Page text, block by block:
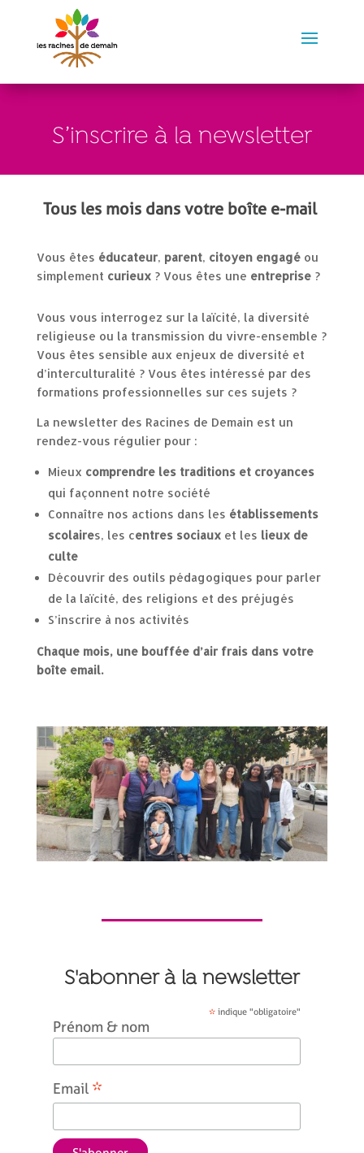
S’inscrire à la newsletter
Tous les mois dans votre boîte e-mail
Vous êtes éducateur, parent, citoyen engagéou
simplement curieux? Vous êtes une entreprise?
Vous vous interrogez sur la laïcité, la diversité
religieuse ou la transmission du vivre-ensemble ?
Vous êtes sensible aux enjeux de diversité et
d’interculturalité ? Vous êtes intéressé par des
formations professionnelles sur ces sujets ?
La newsletter des Racines de Demain est un
rendez-vous régulier pour :
Mieux comprendre les traditions et croyances
qui façonnent notre société
Connaître nos actions dans les établissements
scolaires, les centressociauxet les lieux de
culte
Découvrir des outils pédagogiques pour parler
de la laïcité, des religions et des préjugés
S’inscrire à nos activités
Chaque mois, une boufféed’air frais dans votre
boîte email.
S'abonner à la newsletter
* indique "obligatoire"
Prénom & nom
Email *